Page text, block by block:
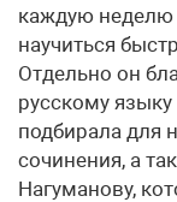
каждую неделю
научиться
Отдельно он
русскому
подбирала для
сочинения, а
Нагуманову,